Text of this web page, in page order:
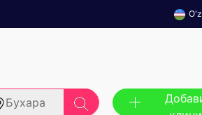
Бухара